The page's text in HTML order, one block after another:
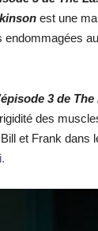
est une
endommagées
3 de The
des
et Frank dans